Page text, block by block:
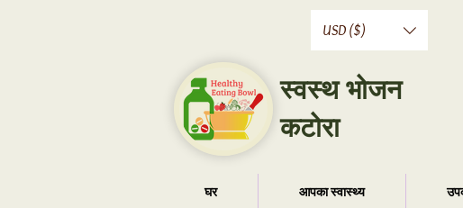
USD ($)
स्वस्थ भोजन
कटोरा
घर आपका स्वास्थ्य